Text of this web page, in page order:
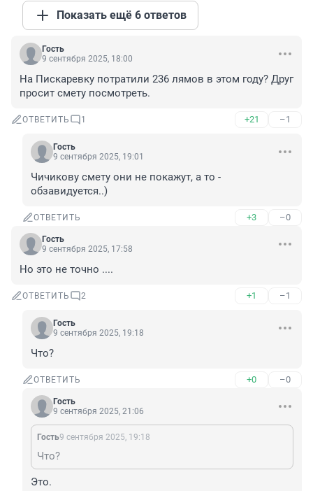
Показать ещё 6 ответов
Гость
9 сентября 2025, 18:00
На Пискаревку потратили 236 лямов в этом году? Друг
просит смету посмотреть.
ОТВЕТИТЬ 1 +21 –1
Гость
9 сентября 2025, 19:01
Чичикову смету они не покажут, а то -
обзавидуется..)
ОТВЕТИТЬ +3 –0
Гость
9 сентября 2025, 17:58
Но это не точно ....
ОТВЕТИТЬ 2 +1 –1
Гость
9 сентября 2025, 19:18
Что?
ОТВЕТИТЬ +0 –0
Гость
9 сентября 2025, 21:06
Гость9 сентября 2025, 19:18
Что?
Это.